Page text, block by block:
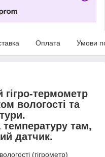
Оплата Умови
термометр
вологості та
температуру там,
датчик.
(гігрометр)